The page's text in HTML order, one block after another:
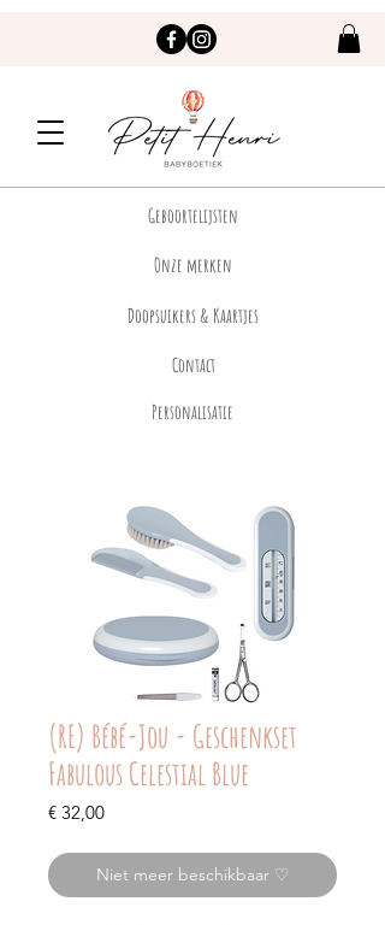
Geboortelijsten
Onze merken
Doopsuikers & Kaartjes
Contact
Personalisatie
(RE) Bébé-Jou - Geschenkset
Fabulous Celestial Blue
€ 32,00Prijs
Niet meer beschikbaar ♡